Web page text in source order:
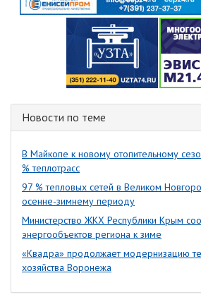
Новости по теме
В Майкопе к новому отопительному
% теплотрасс
97 % тепловых сетей в Великом
осенне-зимнему периоду
Министерство ЖКХ Республики Крым
энергообъектов региона к зиме
«Квадра» продолжает модернизацию
хозяйства Воронежа